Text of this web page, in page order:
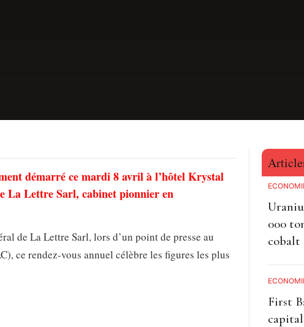
démarré ce mardi 8 avril à l’hôtel Krystal
La Lettre Sarl, cabinet pionnier en
de La Lettre Sarl, lors d’un point de presse au
ce rendez-vous annuel célèbre les figures les plus
000
cobalt
First